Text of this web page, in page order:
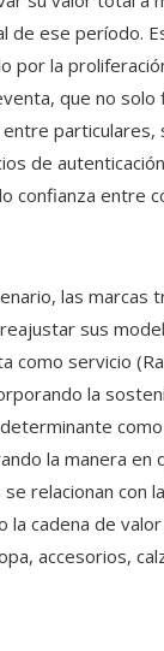
de ese período.
por la
que no solo
particulares,
de
confianza entre
las marcas
sus
como servicio
la
la manera en
relacionan con
la cadena de
accesorios,